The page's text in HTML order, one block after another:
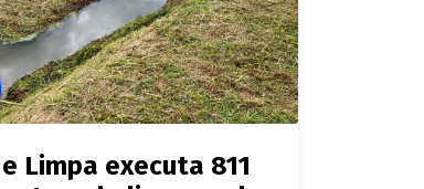
Limpa executa 811